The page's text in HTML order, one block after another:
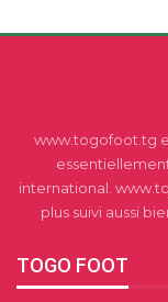
www.togofoot.tg
international.
plus suivi aussi
TOGO FOOT